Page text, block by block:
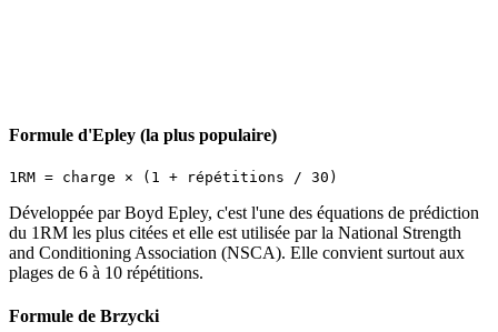
Formule d'Epley (la plus populaire)
Développée par Boyd Epley, c'est l'une des équations de prédiction
du 1RM les plus citées et elle est utilisée par la National Strength
and Conditioning Association (NSCA). Elle convient surtout aux
plages de 6 à 10 répétitions.
Formule de Brzycki